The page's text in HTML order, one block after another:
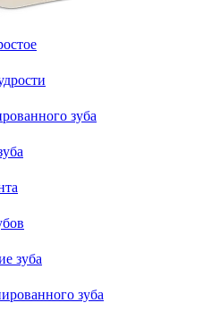
зуба
зуба
зуба